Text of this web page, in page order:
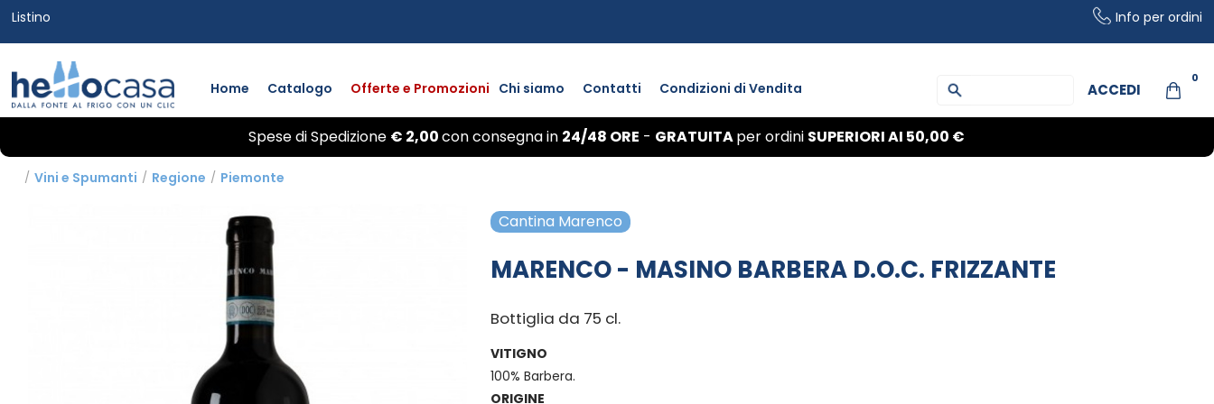
Listino Info per ordini
Home Catalogo Offerte e Promozioni Chi siamo Contatti Condizioni di Vendita
0
ACCEDI
Spese diSpedizione € 2,00conconsegnain 24/48 ORE - GRATUITAper ordini SUPERIORI AI 50,00 €
/ Vini e Spumanti / Regione / Piemonte
Cantina Marenco
MARENCO - MASINO BARBERA D.O.C. FRIZZANTE
Bottiglia da 75 cl.
VITIGNO
100% Barbera.
ORIGINE